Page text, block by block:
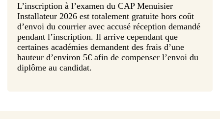
L’inscription à l’examen du CAP Menuisier
Installateur 2026 est totalement gratuite hors coût
d’envoi du courrier avec accusé réception demandé
pendant l’inscription. Il arrive cependant que
certaines académies demandent des frais d’une
hauteur d’environ 5€ afin de compenser l’envoi du
diplôme au candidat.